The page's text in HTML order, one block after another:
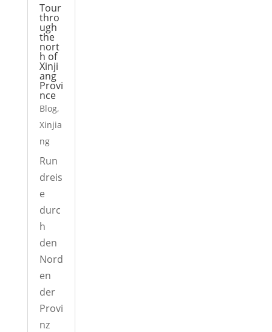
Tour
thro
ugh
the
nort
h of
Xinji
ang
Provi
nce
Blog,
Xinjia
ng
Run
dreis
e
durc
h
den
Nord
en
der
Provi
nz